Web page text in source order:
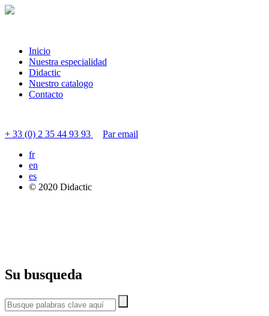
Inicio
Nuestra especialidad
Didactic
Nuestro catalogo
Contacto
+ 33 (0) 2 35 44 93 93
Par email
fr
en
es
© 2020 Didactic
Su busqueda